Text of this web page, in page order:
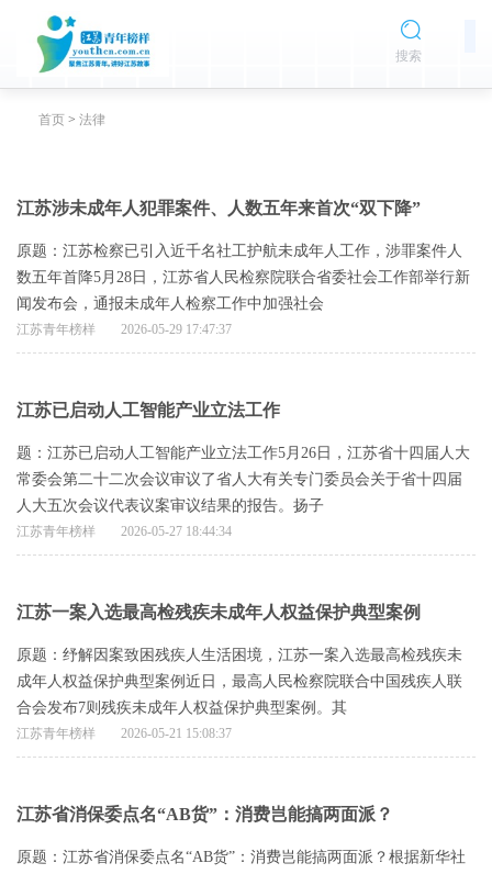
搜索
首页 > 法律
江苏涉未成年人犯罪案件、人数五年来首次“双下降”
原题：江苏检察已引入近千名社工护航未成年人工作，涉罪案件人
数五年首降5月28日，江苏省人民检察院联合省委社会工作部举行新
闻发布会，通报未成年人检察工作中加强社会
江苏青年榜样 2026-05-29 17:47:37
江苏已启动人工智能产业立法工作
题：江苏已启动人工智能产业立法工作5月26日，江苏省十四届人大
常委会第二十二次会议审议了省人大有关专门委员会关于省十四届
人大五次会议代表议案审议结果的报告。扬子
江苏青年榜样 2026-05-27 18:44:34
江苏一案入选最高检残疾未成年人权益保护典型案例
原题：纾解因案致困残疾人生活困境，江苏一案入选最高检残疾未
成年人权益保护典型案例近日，最高人民检察院联合中国残疾人联
合会发布7则残疾未成年人权益保护典型案例。其
江苏青年榜样 2026-05-21 15:08:37
江苏省消保委点名“AB货”：消费岂能搞两面派？
原题：江苏省消保委点名“AB货”：消费岂能搞两面派？根据新华社